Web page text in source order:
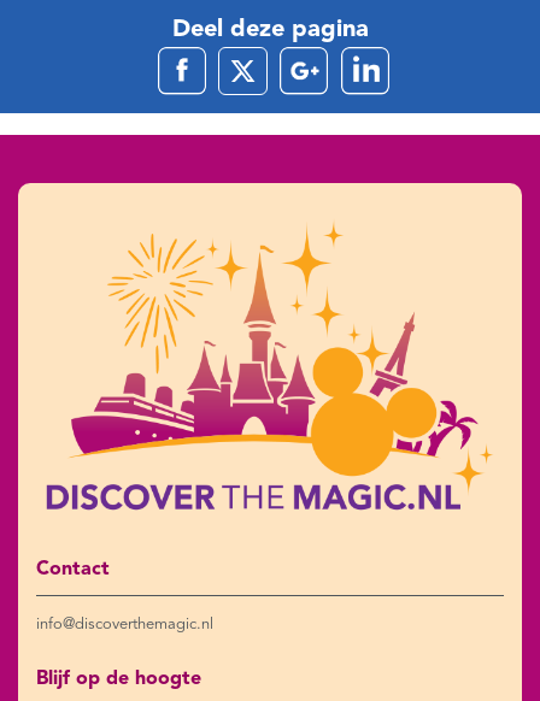
Deel deze pagina
Contact
info@discoverthemagic.nl
Blijf op de hoogte